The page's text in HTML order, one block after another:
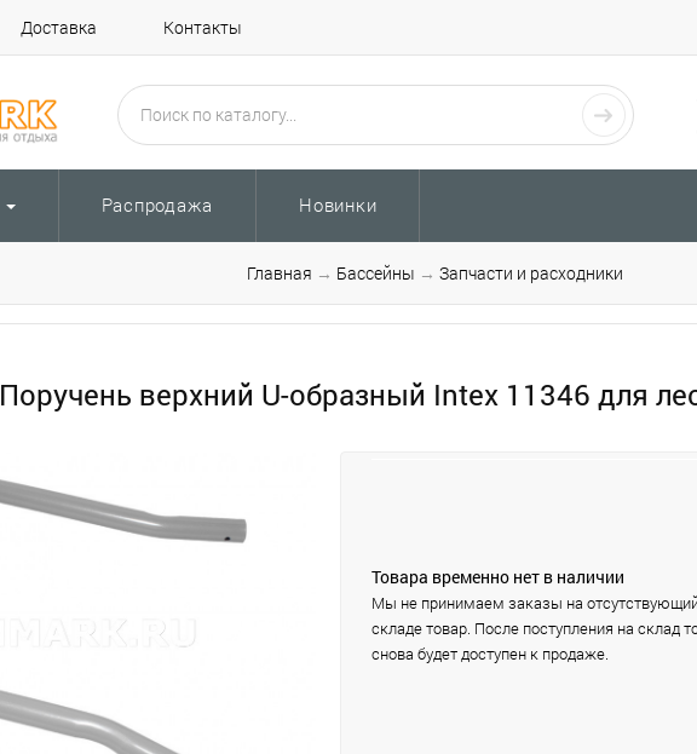
Доставка Контакты
Распродажа Новинки
Главная → Бассейны → Запчасти и расходники
Поручень верхний U-образный Intex 11346 для
Товара временно нет в наличии
Мы не принимаем заказы на
складе товар. После поступления на склад
снова будет доступен к продаже.